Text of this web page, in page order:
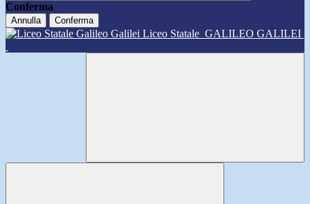
Conferma
Annulla Conferma
Liceo Statale GALILEO GALILEI